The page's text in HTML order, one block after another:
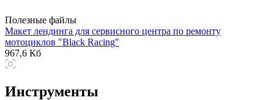
Полезные файлы
Макет лендинга для сервисного центра по ремонту
мотоциклов "Black Racing"
967,6 Кб
Инструменты